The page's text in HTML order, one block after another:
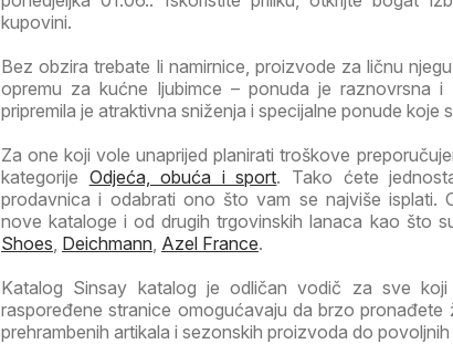
kupovini.
Bez obzira trebate li namirnice, proizvode za ličnu
opremu za kućne ljubimce – ponuda je raznovrsna i
pripremila je atraktivna sniženja i specijalne ponude koje
Za one koji vole unaprijed planirati troškove
kategorije Odjeća, obuća i sport. Tako ćete
prodavnica i odabrati ono što vam se najviše isplati.
nove kataloge i od drugih trgovinskih lanaca kao što
Shoes Deichmann Azel France.
Katalog Sinsay katalog je odličan vodič za sve
raspoređene stranice omogućavaju da brzo
prehrambenih artikala i sezonskih proizvoda do